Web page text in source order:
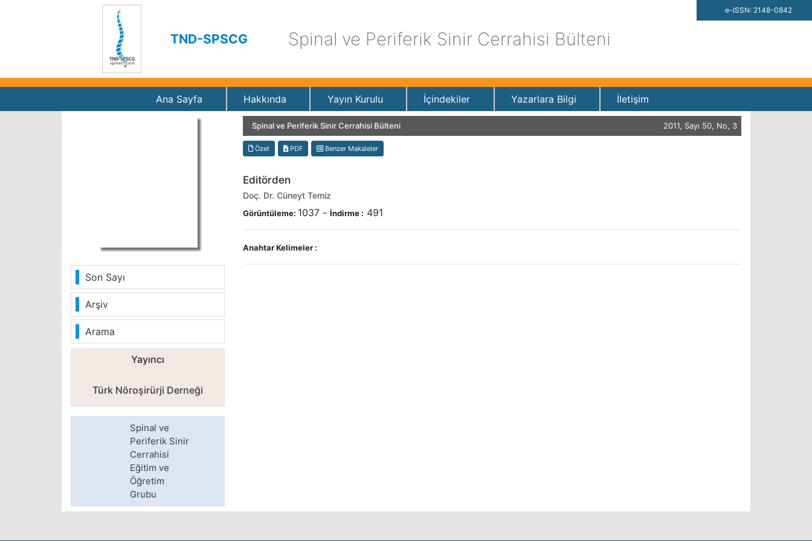
e-ISSN: 2148-0842
TND-SPSCG Spinal ve Periferik Sinir Cerrahisi Bülteni
Ana Sayfa Hakkında Yayın Kurulu İçindekiler Yazarlara Bilgi İletişim
Son Sayı
Arşiv
Arama
Yayıncı
Türk Nöroşirürji Derneği
Spinal ve
Periferik Sinir
Cerrahisi
Eğitim ve
Öğretim
Grubu
Spinal ve Periferik Sinir Cerrahisi Bülteni 2011, Sayı 50, No, 3
Özet PDF Benzer Makaleler
Editörden
Doç. Dr. Cüneyt Temiz
Görüntüleme: 1037 - İndirme : 491
Anahtar Kelimeler :